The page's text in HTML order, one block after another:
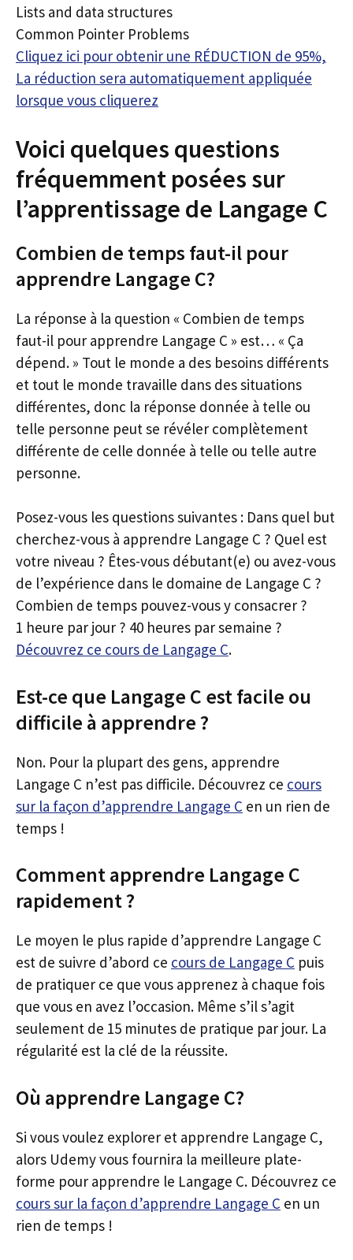
Lists and data structures
Common Pointer Problems
Cliquez ici pour obtenir une RÉDUCTION de 95%,
La réduction sera automatiquement appliquée
lorsque vous cliquerez
Voici quelques questions
fréquemment posées sur
l’apprentissage de Langage C
Combien de temps faut-il pour
apprendre Langage C?
La réponse à la question « Combien de temps
faut-il pour apprendre Langage C » est… « Ça
dépend. » Tout le monde a des besoins différents
et tout le monde travaille dans des situations
différentes, donc la réponse donnée à telle ou
telle personne peut se révéler complètement
différente de celle donnée à telle ou telle autre
personne.
Posez-vous les questions suivantes : Dans quel but
cherchez-vous à apprendre Langage C ? Quel est
votre niveau ? Êtes-vous débutant(e) ou avez-vous
de l’expérience dans le domaine de Langage C ?
Combien de temps pouvez-vous y consacrer ?
1 heure par jour ? 40 heures par semaine ?
Découvrez ce cours de Langage C.
Est-ce que Langage C est facile ou
difficile à apprendre ?
Non. Pour la plupart des gens, apprendre
Langage C n’est pas difficile. Découvrez ce cours
sur la façon d’apprendre Langage C en un rien de
temps !
Comment apprendre Langage C
rapidement ?
Le moyen le plus rapide d’apprendre Langage C
est de suivre d’abord ce cours de Langage C puis
de pratiquer ce que vous apprenez à chaque fois
que vous en avez l’occasion. Même s’il s’agit
seulement de 15 minutes de pratique par jour. La
régularité est la clé de la réussite.
Où apprendre Langage C?
Si vous voulez explorer et apprendre Langage C,
alors Udemy vous fournira la meilleure plate-
forme pour apprendre le Langage C. Découvrez ce
cours sur la façon d’apprendre Langage C en un
rien de temps !